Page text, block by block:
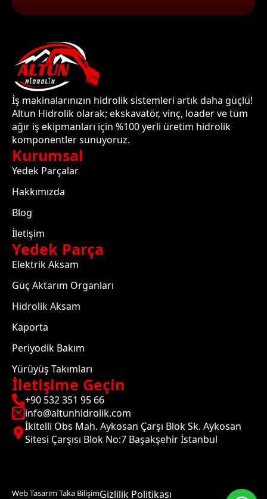
İş makinalarınızın hidrolik sistemleri artık daha güçlü!
Altun Hidrolik olarak; ekskavatör, vinç, loader ve tüm
ağır iş ekipmanları için %100 yerli üretim hidrolik
komponentler sunuyoruz.
Kurumsal
Yedek Parçalar
Hakkımızda
Blog
İletişim
Yedek Parça
Elektrik Aksam
Güç Aktarım Organları
Hidrolik Aksam
Kaporta
Periyodik Bakım
Yürüyüş Takımları
İletişime Geçin
+90 532 351 95 66
info@altunhidrolik.com
İkitelli Obs Mah. Aykosan Çarşı Blok Sk. Aykosan
Sitesi Çarşısı Blok No:7 Başakşehir İstanbul
Web Tasarım Taka BilişimGizlilik Politikası